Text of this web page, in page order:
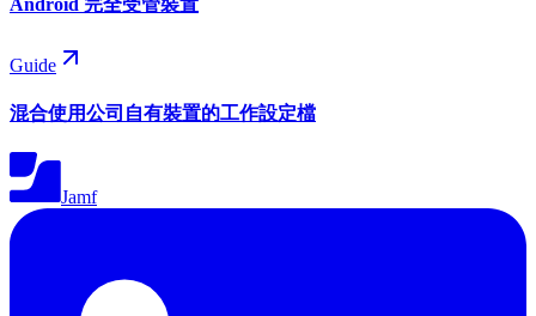
Guide
混合使用公司自有裝置的工作設定檔
Jamf